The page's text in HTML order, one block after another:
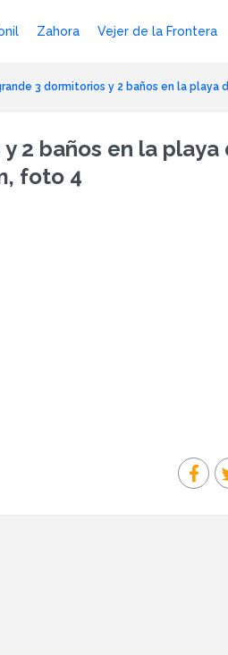
Zahora Vejer de la Frontera
3 dormitorios y 2 baños en la playa
2 baños en la playa
foto 4